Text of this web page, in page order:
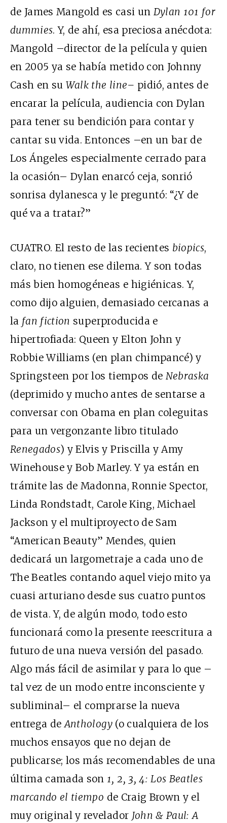
de James Mangold es casi un Dylan 101 for
dummies. Y, de ahí, esa preciosa anécdota:
Mangold –director de la película y quien
en 2005 ya se había metido con Johnny
Cash en su Walk the line– pidió, antes de
encarar la película, audiencia con Dylan
para tener su bendición para contar y
cantar su vida. Entonces –en un bar de
Los Ángeles especialmente cerrado para
la ocasión– Dylan enarcó ceja, sonrió
sonrisa dylanesca y le preguntó: “¿Y de
qué va a tratar?”
CUATRO. El resto de las recientes biopics,
claro, no tienen ese dilema. Y son todas
más bien homogéneas e higiénicas. Y,
como dijo alguien, demasiado cercanas a
la fan fiction superproducida e
hipertrofiada: Queen y Elton John y
Robbie Williams (en plan chimpancé) y
Springsteen por los tiempos de Nebraska
(deprimido y mucho antes de sentarse a
conversar con Obama en plan coleguitas
para un vergonzante libro titulado
Renegados) y Elvis y Priscilla y Amy
Winehouse y Bob Marley. Y ya están en
trámite las de Madonna, Ronnie Spector,
Linda Rondstadt, Carole King, Michael
Jackson y el multiproyecto de Sam
“American Beauty” Mendes, quien
dedicará un largometraje a cada uno de
The Beatles contando aquel viejo mito ya
cuasi arturiano desde sus cuatro puntos
de vista. Y, de algún modo, todo esto
funcionará como la presente reescritura a
futuro de una nueva versión del pasado.
Algo más fácil de asimilar y para lo que –
tal vez de un modo entre inconsciente y
subliminal– el comprarse la nueva
entrega de Anthology(o cualquiera de los
muchos ensayos que no dejan de
publicarse; los más recomendables de una
última camada son 1, 2, 3, 4: Los Beatles
marcando el tiempo de Craig Brown y el
muy original y revelador John & Paul: A